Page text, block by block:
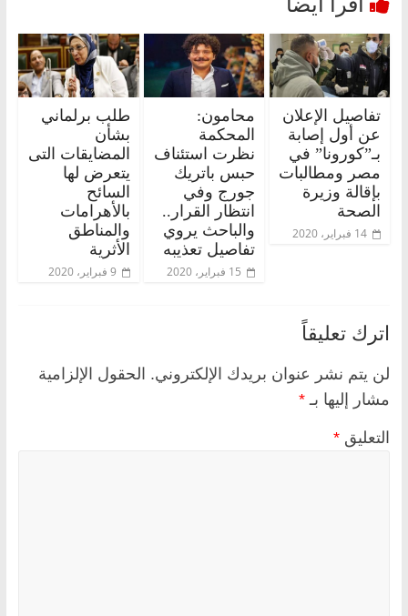
تفاصيل الإعلان
عن أول إصابة
بـ”كورونا” في
مصر ومطالبات
بإقالة وزيرة
الصحة
14 فبراير، 2020
محامون:
المحكمة
نظرت استئناف
حبس باتريك
جورج وفي
انتظار القرار..
والباحث يروي
تفاصيل تعذيبه
15 فبراير، 2020
طلب برلماني
بشأن
المضايقات التى
يتعرض لها
السائح
بالأهرامات
والمناطق
الأثرية
9 فبراير، 2020
اترك تعليقاً
لن يتم نشر عنوان بريدك الإلكتروني. الحقول الإلزامية
مشار إليها بـ *
التعليق *